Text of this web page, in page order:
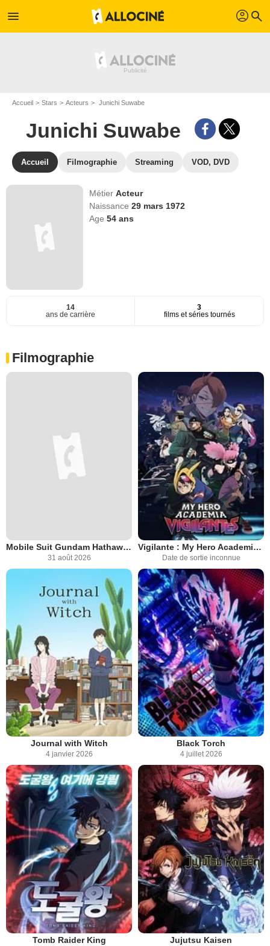
menu profil search
Accueil Stars Acteurs Junichi Suwabe
Junichi Suwabe
Accueil Filmographie Streaming VOD, DVD
MétierActeur
Naissance29 mars 1972
Age54 ans
14
ans de carrière
3
films et séries tournés
Filmographie
Mobile Suit Gundam Hathaway: The Sorcery of Nymph Circe
31 août 2026
Vigilante : My Hero Academia Illegals
Date de sortie inconnue
Journal with Witch
4 janvier 2026
Black Torch
4 juillet 2026
Tomb Raider King Jujutsu Kaisen